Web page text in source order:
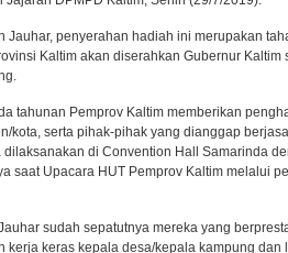
Jauhar, penyerahan hadiah ini merupakan
Kaltim akan diserahkan Gubernur
tahunan Pemprov Kaltim memberikan
kota, serta pihak-pihak yang dianggap
dilaksanakan di Convention Hall Samarinda
saat Upacara HUT Pemprov Kaltim melalui
sudah sepatutnya mereka yang
kerja keras kepala desa/kepala kampung